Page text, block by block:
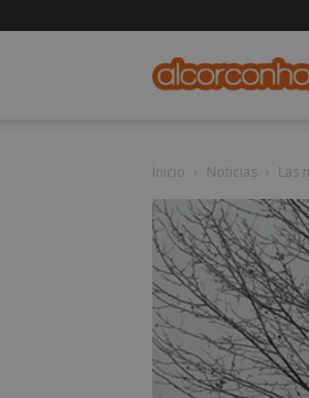
Inicio Noticias Las